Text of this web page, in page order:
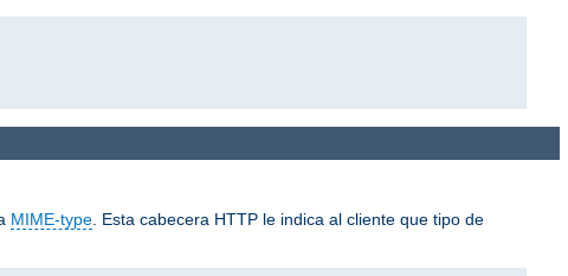
MIME-type. Esta cabecera HTTP le indica al cliente que tipo de